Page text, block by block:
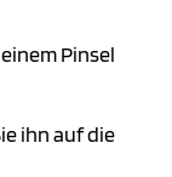
Pinsel
ihn auf die